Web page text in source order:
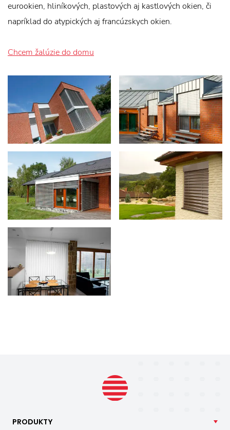
eurookien, hliníkových, plastových aj kastlových okien, či
napríklad do atypických aj francúzskych okien.
Chcem žalúzie do domu
PRODUKTY